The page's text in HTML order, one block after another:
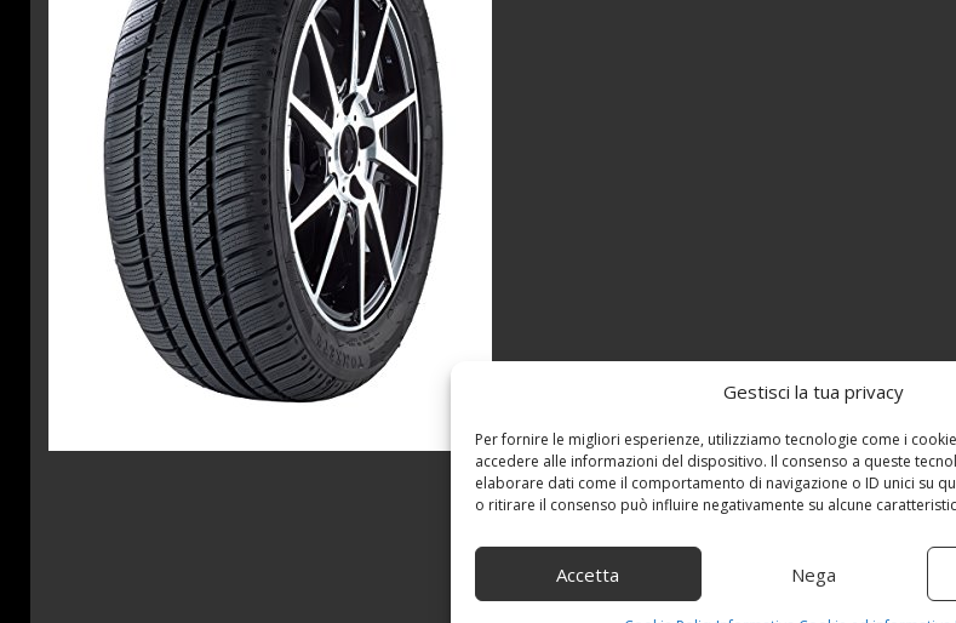
Gestisci la tua privacy
Per fornire le migliori esperienze, utilizziamo tecnologie come i
accedere alle informazioni del dispositivo. Il consenso a queste
elaborare dati come il comportamento di navigazione o ID unici su
o ritirare il consenso può influire negativamente su alcune
Accetta Nega